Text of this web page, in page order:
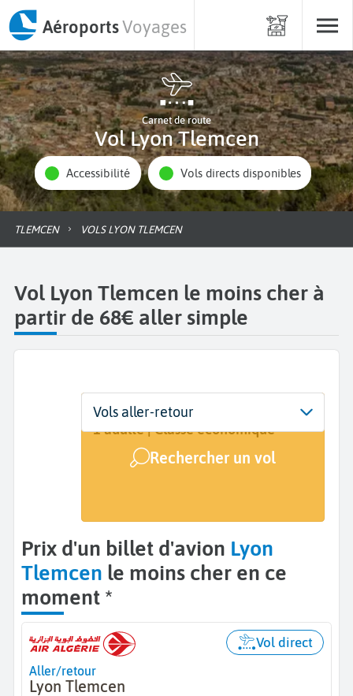
AéroportsVoyages
Carnet de route
Vol Lyon Tlemcen
Accessibilité Vols directs disponibles
TLEMCEN VOLS LYON TLEMCEN
Vol Lyon Tlemcen le moins cher à
partir de 68€ aller simple
Départ
Lyon (LYS)
Dates
Dates de votre voyage
Voyageurs | Classe
1 adulte | Classe économique
Rechercher un vol
Vols aller-retour
Prix d'un billet d'avion Lyon
Tlemcen le moins cher en ce
moment *
Aller/retour
Lyon Tlemcen
Vol direct